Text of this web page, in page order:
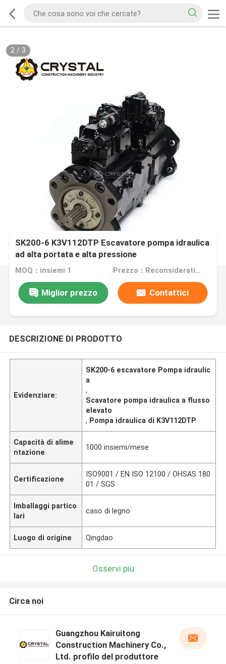
2/ 3
SK200-6 K3V112DTP Escavatore pompa idraulica
ad alta portata e alta pressione
MOQ：insiemi 1 Prezzo：Reconsideration
Miglior prezzo Contattici
DESCRIZIONE DI PRODOTTO
Evidenziare:
SK200-6 escavatore Pompa idraulic
a
,
Scavatore pompa idraulica a flusso
elevato
, Pompa idraulica di K3V112DTP
Capacità di alime
ntazione
1000 insiemi/mese
Certificazione
ISO9001 / EN ISO 12100 / OHSAS 180
01 / SGS
Imballaggi partico
lari
caso di legno
Luogo di origine Qingdao
Osservi più
Circa noi
Guangzhou Kairuitong
Construction Machinery Co.,
Ltd. profilo del produttore